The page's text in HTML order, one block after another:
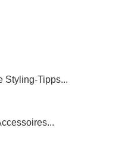
Styling-Tipps...